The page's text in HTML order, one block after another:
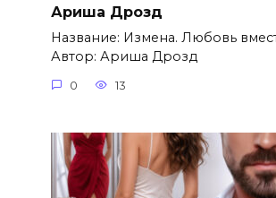
Ариша Дрозд
Название: Измена. Любовь
Автор: Ариша Дрозд
0 13